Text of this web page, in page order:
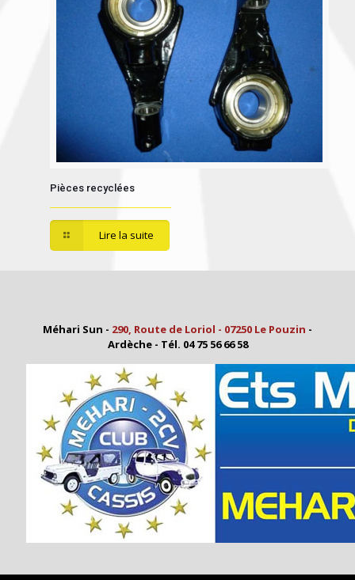
Pièces recyclées
Lire la suite
Méhari Sun - 290, Route de Loriol - 07250 Le Pouzin -
Ardèche - Tél. 04 75 56 66 58